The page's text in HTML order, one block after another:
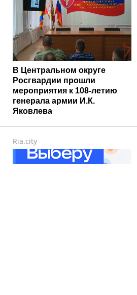
В Центральном округе
Росгвардии прошли
мероприятия к 108‑летию
генерала армии И.К.
Яковлева
Ria.city